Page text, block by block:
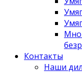
Контакты
Наши